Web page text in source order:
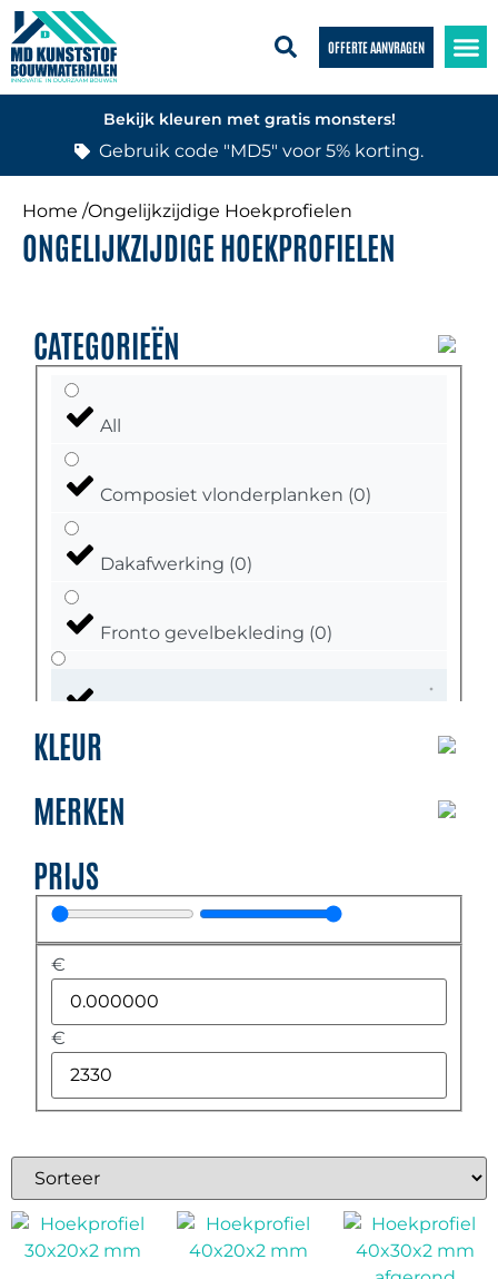
OFFERTE AANVRAGEN
Bekijk kleuren met gratis monsters!
Gebruik code "MD5" voor 5% korting.
Home /Ongelijkzijdige Hoekprofielen
ONGELIJKZIJDIGE HOEKPROFIELEN
CATEGORIEËN
All
Composiet vlonderplanken (0)
Dakafwerking (0)
Fronto gevelbekleding (0)
Bevestigingsartikelen
(0)
Overstekpanelen (0)
Deeplas dakrandpanelen 0)
KLEUR
MERKEN
PRIJS
€
€